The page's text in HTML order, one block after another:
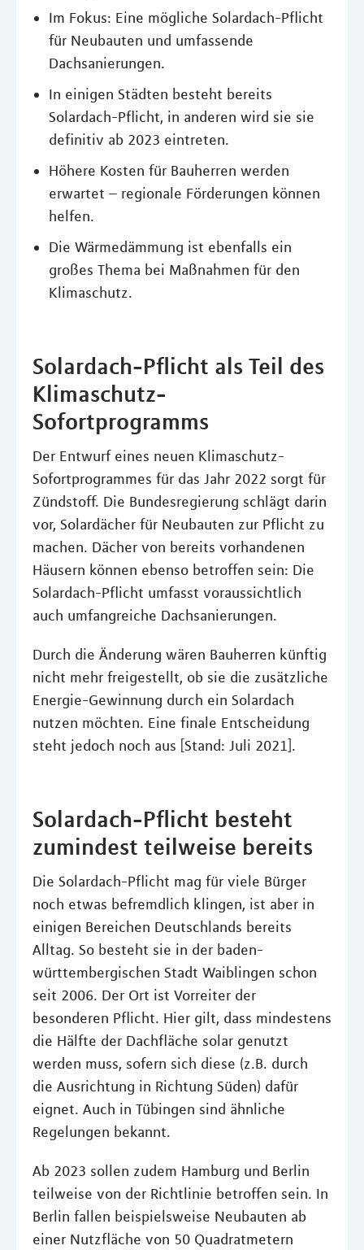
Im Fokus: Eine mögliche Solardach-Pflicht
für Neubauten und umfassende
Dachsanierungen.
In einigen Städten besteht bereits
Solardach-Pflicht, in anderen wird sie sie
definitiv ab 2023 eintreten.
Höhere Kosten für Bauherren werden
erwartet – regionale Förderungen können
helfen.
Die Wärmedämmung ist ebenfalls ein
großes Thema bei Maßnahmen für den
Klimaschutz.
Solardach-Pflicht als Teil des
Klimaschutz-
Sofortprogramms
Der Entwurf eines neuen Klimaschutz-
Sofortprogrammes für das Jahr 2022 sorgt für
Zündstoff. Die Bundesregierung schlägt darin
vor, Solardächer für Neubauten zur Pflicht zu
machen. Dächer von bereits vorhandenen
Häusern können ebenso betroffen sein: Die
Solardach-Pflicht umfasst voraussichtlich
auch umfangreiche Dachsanierungen.
Durch die Änderung wären Bauherren künftig
nicht mehr freigestellt, ob sie die zusätzliche
Energie-Gewinnung durch ein Solardach
nutzen möchten. Eine finale Entscheidung
steht jedoch noch aus [Stand: Juli 2021].
Solardach-Pflicht besteht
zumindest teilweise bereits
Die Solardach-Pflicht mag für viele Bürger
noch etwas befremdlich klingen, ist aber in
einigen Bereichen Deutschlands bereits
Alltag. So besteht sie in der baden-
württembergischen Stadt Waiblingen schon
seit 2006. Der Ort ist Vorreiter der
besonderen Pflicht. Hier gilt, dass mindestens
die Hälfte der Dachfläche solar genutzt
werden muss, sofern sich diese (z.B. durch
die Ausrichtung in Richtung Süden) dafür
eignet. Auch in Tübingen sind ähnliche
Regelungen bekannt.
Ab 2023 sollen zudem Hamburg und Berlin
teilweise von der Richtlinie betroffen sein. In
Berlin fallen beispielsweise Neubauten ab
einer Nutzfläche von 50 Quadratmetern